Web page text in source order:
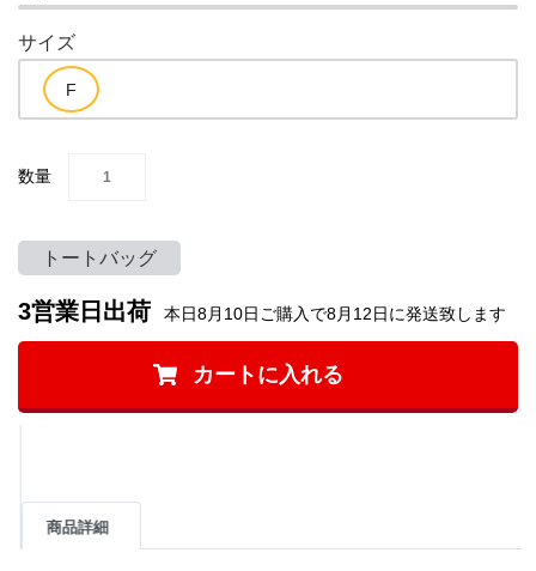
サイズ
数量
トートバッグ
3営業日出荷 本日8月10日ご購入で8月12日に発送致します
カートに入れる
商品詳細